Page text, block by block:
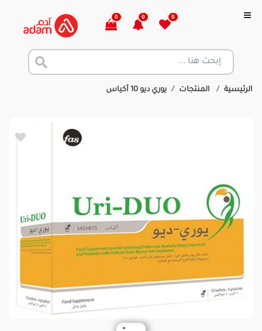
0
0
0
الرئيسية المنتجات يوري ديو 10 أكياس